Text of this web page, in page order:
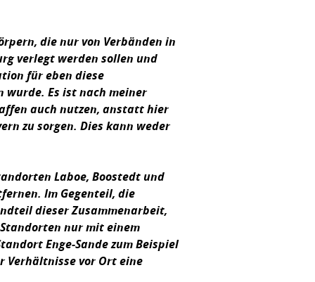
die nur von Verbänden in
verlegt werden sollen und
für eben diese
wurde. Es ist nach meiner
auch nutzen, anstatt hier
zu sorgen. Dies kann weder
Laboe, Boostedt und
Im Gegenteil, die
dieser Zusammenarbeit,
nur mit einem
Enge-Sande zum Beispiel
Verhältnisse vor Ort eine